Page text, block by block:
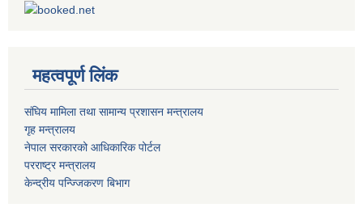
महत्वपूर्ण लिंक
संघिय मामिला तथा सामान्य प्रशासन मन्त्रालय
गृह मन्त्रालय
नेपाल सरकारको आधिकारिक पोर्टल
परराष्ट्र मन्त्रालय
केन्द्रीय पन्ज्जिकरण बिभाग